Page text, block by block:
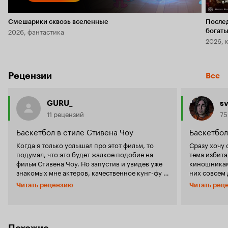
Смешарики сквозь вселенные
2026, фантастика
2026,
Рецензии Все
GURU_
11 рецензий
Баскетбол в стиле Стивена Чоу
Когда я только услышал про этот фильм, то
подумал, что это будет жалкое подобие на
фильм Стивена Чоу. Но запустив и увидев уже
знакомых мне актеров, качественное кунг-фу и
спецэффекты, я радостно обнаружил, что
заблуждался. Идея конечно не оригинальная,
Читать рецензию
Сразу хочу
тема
них
я бы это
Читать